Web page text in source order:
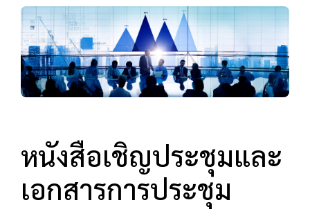
หนังสือเชิญประชุมและ
เอกสารการประชุม